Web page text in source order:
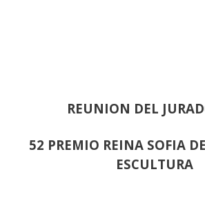
REUNION DEL
52 PREMIO REINA SOFIA
ESCULTURA